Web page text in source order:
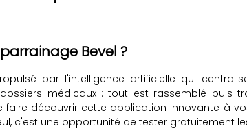
Bevel ?
par l'intelligence artificielle qui
médicaux : tout est rassemblé puis
faire découvrir cette application innovante à
c'est une opportunité de tester gratuitement